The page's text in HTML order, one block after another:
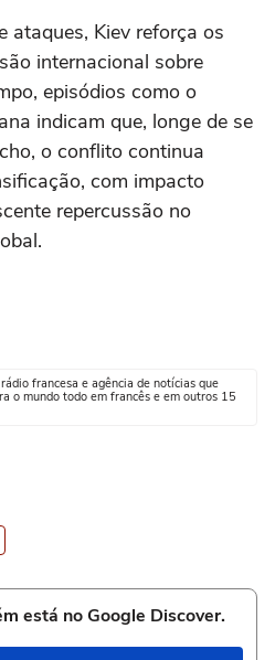
ataques, Kiev reforça os
internacional sobre
episódios como o
indicam que, longe de se
o conflito continua
com impacto
repercussão no
francesa e agência de notícias que
o mundo todo em francês e em outros 15
está no Google Discover.